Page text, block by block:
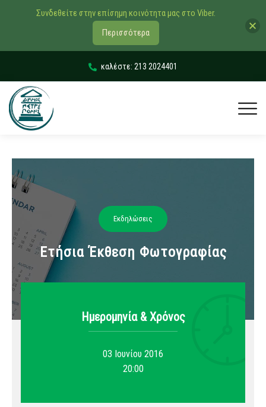
καλέστε: 213 2024401
Εκδηλώσεις
Ετήσια Έκθεση Φωτογραφίας
Ημερομηνία & Xρόνος
03 Ιουνίου 2016
20:00
Συνδεθείτε στην επίσημη κοινότητα μας στο Viber.
Περισσότερα